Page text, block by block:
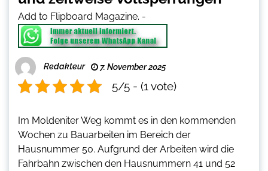
Add to Flipboard Magazine. -
Redakteur 7. November 2025
5/5 - (1 vote)
Im Moldeniter Weg kommt es in den kommenden
Wochen zu Bauarbeiten im Bereich der
Hausnummer 50. Aufgrund der Arbeiten wird die
Fahrbahn zwischen den Hausnummern 41 und 52